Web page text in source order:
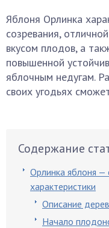
Яблоня Орлинка
созревания,
вкусом плодов, а
повышенной
яблочным недугам.
своих угодьях
Содержание
Орлинка яблоня —
характеристики
Описание
Начало